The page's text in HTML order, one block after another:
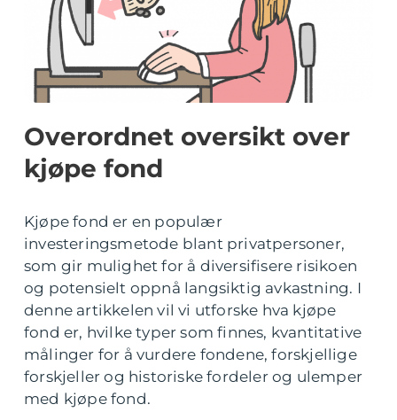
Overordnet oversikt over
kjøpe fond
Kjøpe fond er en populær
investeringsmetode blant privatpersoner,
som gir mulighet for å diversifisere risikoen
og potensielt oppnå langsiktig avkastning. I
denne artikkelen vil vi utforske hva kjøpe
fond er, hvilke typer som finnes, kvantitative
målinger for å vurdere fondene, forskjellige
forskjeller og historiske fordeler og ulemper
med kjøpe fond.